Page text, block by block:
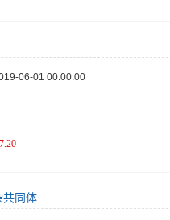
06-01 00:00:00
共同体